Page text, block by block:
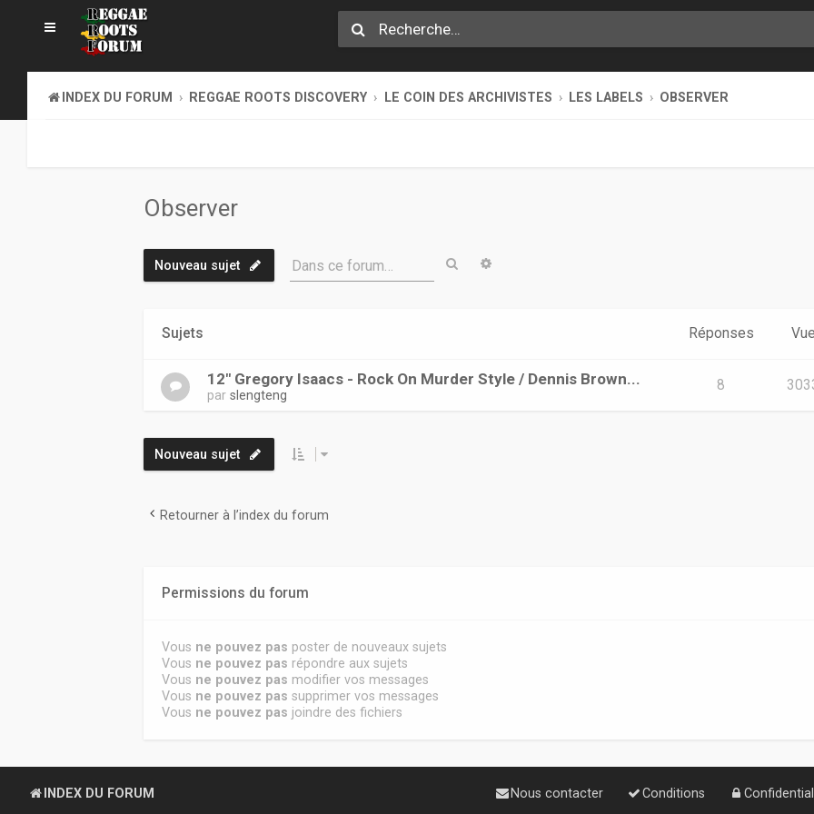
INDEX DU FORUM REGGAE ROOTS DISCOVERY LE COIN DES ARCHIVISTES LES LABELS OBSERVER
Observer
Nouveau sujet Dans ce forum… Rechercher
Sujets Réponses
12" Gregory Isaacs - Rock On Murder Style / Dennis Brown...
parslengteng
8
Nouveau sujet
Retourner à l’index du forum
Permissions du forum
Vous ne pouvez pas poster de nouveaux sujets
Vous ne pouvez pas répondre aux sujets
Vous ne pouvez pas modifier vos messages
Vous ne pouvez pas supprimer vos messages
Vous ne pouvez pas joindre des fichiers
INDEX DU FORUM Conditions
Nous contacter